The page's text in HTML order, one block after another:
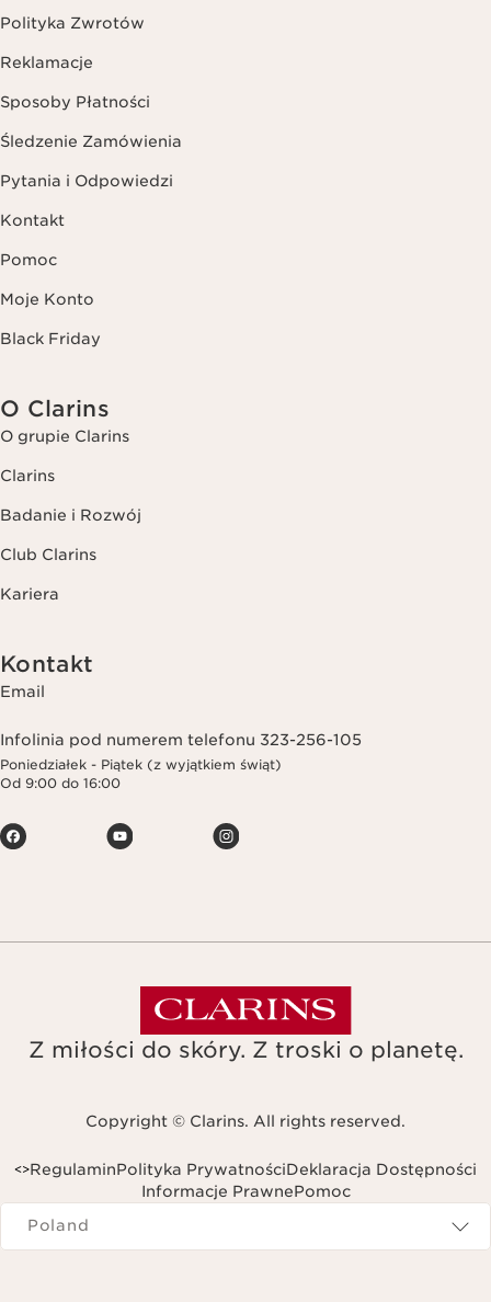
Polityka Zwrotów
Reklamacje
Sposoby Płatności
Śledzenie Zamówienia
Pytania i Odpowiedzi
Kontakt
Pomoc
Moje Konto
Black Friday
O Clarins
O grupie Clarins
Clarins
Badanie i Rozwój
Club Clarins
Kariera
Kontakt
Email
Infolinia pod numerem telefonu 323-256-105
Poniedziałek - Piątek (z wyjątkiem świąt)
Od 9:00 do 16:00
Z miłości do skóry. Z troski o planetę.
Copyright © Clarins. All rights reserved.
RegulaminPolityka PrywatnościDeklaracja Dostępności
<
Informacje Prawne
>
Pomoc
Navigates to
Poland